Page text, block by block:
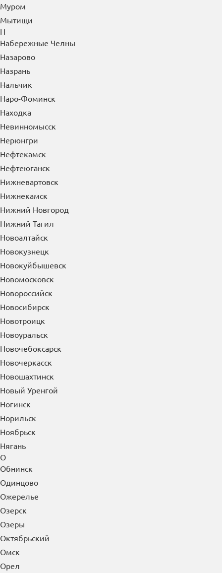
Муром
Мытищи
Н
Набережные Челны
Назарово
Назрань
Нальчик
Наро-Фоминск
Находка
Невинномысск
Нерюнгри
Нефтекамск
Нефтеюганск
Нижневартовск
Нижнекамск
Нижний Новгород
Нижний Тагил
Новоалтайск
Новокузнецк
Новокуйбышевск
Новомосковск
Новороссийск
Новосибирск
Новотроицк
Новоуральск
Новочебоксарск
Новочеркасск
Новошахтинск
Новый Уренгой
Ногинск
Норильск
Ноябрьск
Нягань
О
Обнинск
Одинцово
Ожерелье
Озерск
Озеры
Октябрьский
Омск
Орел